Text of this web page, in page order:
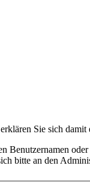
Sie sich damit
Benutzernamen
bitte an den